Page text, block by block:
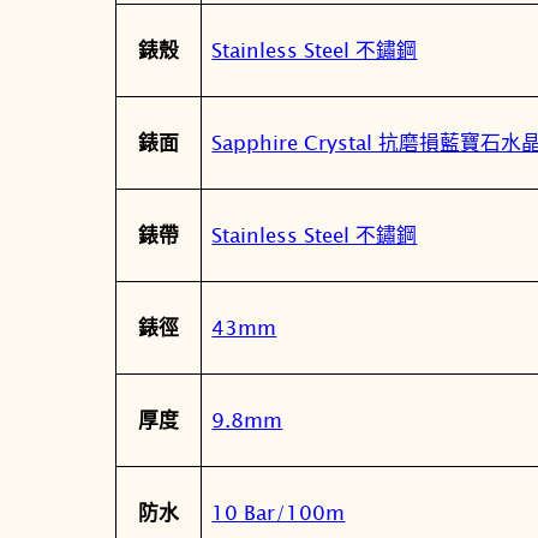
錶殼 Stainless Steel 不鏽鋼
錶面 Sapphire Crystal 抗磨損藍寶石水
錶帶 Stainless Steel 不鏽鋼
錶徑 43mm
厚度 9.8mm
防水 10 Bar/100m